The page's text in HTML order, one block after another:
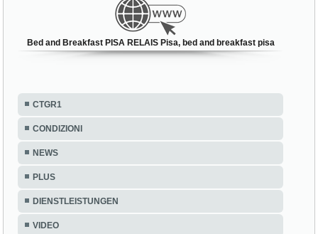
Bed and Breakfast PISA RELAIS Pisa, bed and breakfast pisa
CTGR1
CONDIZIONI
NEWS
PLUS
DIENSTLEISTUNGEN
VIDEO